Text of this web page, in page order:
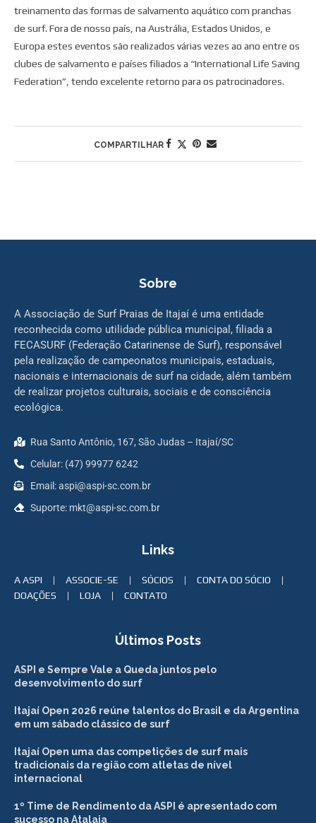
treinamento das formas de salvamento aquático com pranchas
de surf. Fora de nosso país, na Austrália, Estados Unidos, e
Europa estes eventos são realizados várias vezes ao ano entre os
clubes de salvamento e países filiados a “International Life Saving
Federation”, tendo excelente retorno para os patrocinadores.
COMPARTILHAR
Sobre
A Associação de Surf Praias de Itajaí é uma entidade
reconhecida como utilidade pública municipal, filiada a
FECASURF (Federação Catarinense de Surf), responsável
pela realização de campeonatos municipais, estaduais,
nacionais e internacionais de surf na cidade, além também
de realizar projetos culturais, sociais e de consciência
ecológica.
Rua Santo Antônio, 167, São Judas – Itajaí/SC
Celular: (47) 99977 6242
Email: aspi@aspi-sc.com.br
Suporte: mkt@aspi-sc.com.br
Links
A ASPI ASSOCIE-SE SÓCIOS
CONTA DO SÓCIO
DOAÇÕES
LOJA CONTATO
Últimos Posts
ASPI e Sempre Vale a Queda juntos pelo
desenvolvimento do surf
Itajaí Open 2026 reúne talentos do Brasil e da Argentina
em um sábado clássico de surf
Itajaí Open uma das competições de surf mais
tradicionais da região com atletas de nível
internacional
1º Time de Rendimento da ASPI é apresentado com
sucesso na Atalaia